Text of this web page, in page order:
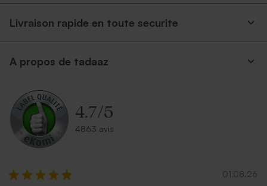
Livraison rapide en toute securite
A propos de tadaaz
4.7/5
4863 avis
01.08.26